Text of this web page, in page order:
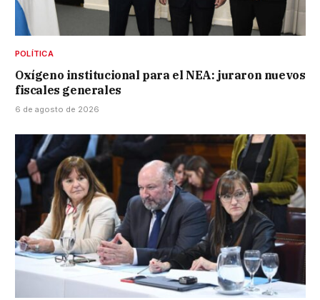
POLÍTICA
Oxígeno institucional para el NEA: juraron nuevos
fiscales generales
6 de agosto de 2026